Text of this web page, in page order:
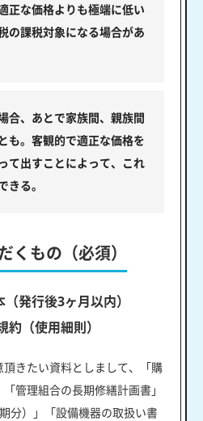
正な価格よりも極端に低い
の課税対象になる場合があ
合、あとで家族間、親族間
も。客観的で適正な価格を
て出すことによって、これ
きる。
くもの（必須）
発行後3ヶ月以内）
約（使用細則）
きたい資料としまして、「購
管理組合の長期修繕計画書」
分）」「設備機器の取扱い書